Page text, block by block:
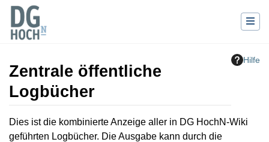
Hilfe
Zentrale öffentliche
Logbücher
Wechseln zu:Navigation,Suche
Dies ist die kombinierte Anzeige aller in DG HochN-Wiki
geführten Logbücher. Die Ausgabe kann durch die